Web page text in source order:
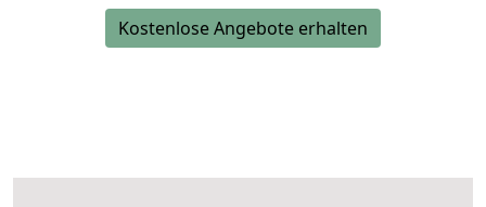
Kostenlose Angebote erhalten